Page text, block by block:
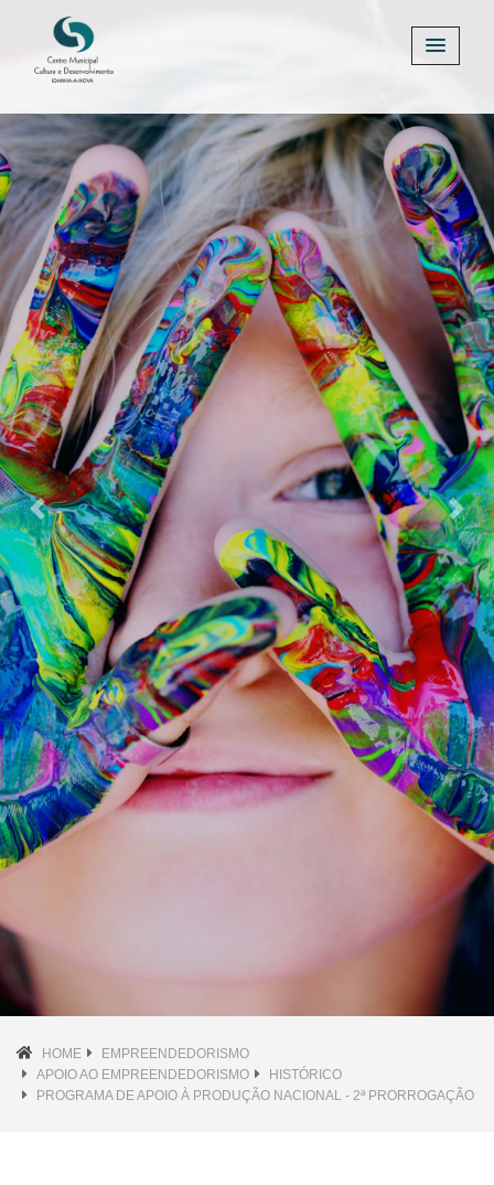
Previous Next
HOME
EMPREENDEDORISMO
APOIO AO EMPREENDEDORISMO
HISTÓRICO
PROGRAMA DE APOIO À PRODUÇÃO NACIONAL - 2ª PRORROGAÇÃO